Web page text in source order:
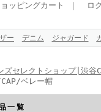
ッピングカート ｜ ロ
ー デニム ジャガード
ズセレクトショップ|渋
CAP/ベレー帽
一覧